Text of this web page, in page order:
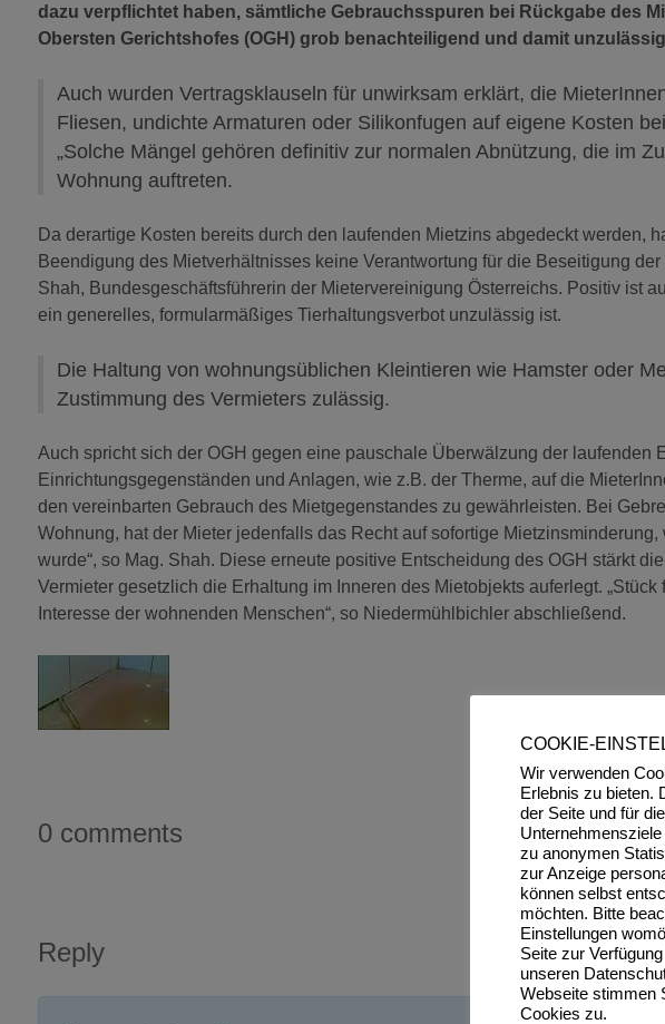
dazu verpflichtet haben, sämtliche Gebrauchsspuren bei Rückgabe des
Obersten Gerichtshofes (OGH) grob benachteiligend und damit
Auch wurden Vertragsklauseln für unwirksam erklärt, die
Fliesen, undichte Armaturen oder Silikonfugen auf eigene Kosten
„Solche Mängel gehören definitiv zur normalen Abnützung, die im
Wohnung auftreten.
Da derartige Kosten bereits durch den laufenden Mietzins abgedeckt werden,
Beendigung des Mietverhältnisses keine Verantwortung für die Beseitigung
Shah, Bundesgeschäftsführerin der Mietervereinigung Österreichs. Positiv ist
ein generelles, formularmäßiges Tierhaltungsverbot unzulässig ist.
Die Haltung von wohnungsüblichen Kleintieren wie Hamster oder
Zustimmung des Vermieters zulässig.
Auch spricht sich der OGH gegen eine pauschale Überwälzung der laufenden
Einrichtungsgegenständen und Anlagen, wie z.B. der Therme, auf die
den vereinbarten Gebrauch des Mietgegenstandes zu gewährleisten. Bei
Wohnung, hat der Mieter jedenfalls das Recht auf sofortige
wurde“, so Mag. Shah. Diese erneute positive Entscheidung des OGH stärkt
Vermieter gesetzlich die Erhaltung im Inneren des Mietobjekts auferlegt.
Interesse der wohnenden Menschen“, so Niedermühlbichler abschließend.
0 comments
Reply
COOKIE-
Wir verwenden
Erlebnis zu bieten.
der Seite und für
zu anonymen
zur Anzeige
können selbst
möchten. Bitte
Einstellungen
Seite zur
unseren
Webseite stimmen
Cookies zu.